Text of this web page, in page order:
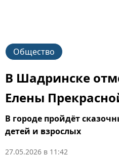
Общество
В Шадринске
Елены
В городе пройдёт
детей и взрослых
27.05.2026 в 11:42